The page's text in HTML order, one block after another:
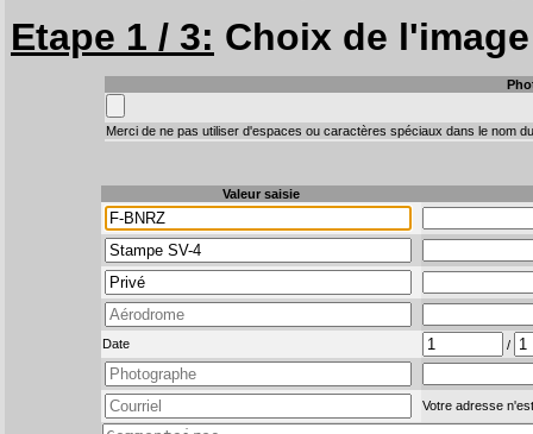
Etape 1 / 3: Choix de
Merci de ne pas utiliser d'espaces ou caractères spéciaux dans le nom
Valeur saisie
Date /
Votre adresse